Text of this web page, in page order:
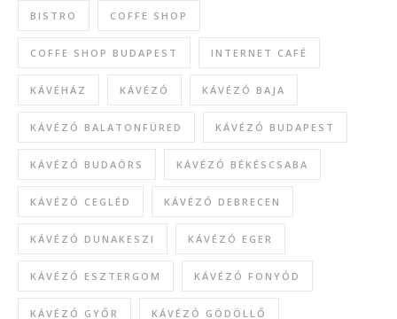
BISTRO COFFE SHOP
COFFE SHOP BUDAPEST INTERNET CAFÉ
KÁVÉHÁZ KÁVÉZÓ KÁVÉZÓ BAJA
KÁVÉZÓ BALATONFÜRED KÁVÉZÓ BUDAPEST
KÁVÉZÓ BUDAÖRS KÁVÉZÓ BÉKÉSCSABA
KÁVÉZÓ CEGLÉD KÁVÉZÓ DEBRECEN
KÁVÉZÓ DUNAKESZI KÁVÉZÓ EGER
KÁVÉZÓ ESZTERGOM KÁVÉZÓ FONYÓD
KÁVÉZÓ GYŐR KÁVÉZÓ GÖDÖLLŐ